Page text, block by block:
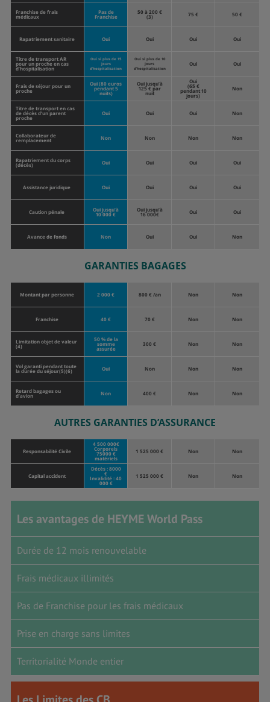
Franchise de frais
médicaux
Pas de
Franchise
50 à 200 €
(3) 75 € 50 €
Rapatriement sanitaire Oui Oui Oui Oui
Titre de transport AR
pour un proche en cas
d’hospitalisation
Oui si plus de 15
jours
d’hospitalisation
Oui si plus de 10
jours
d’hospitalisation
Oui Oui
Frais de séjour pour un
proche
Oui (80 euros
pendant 5
nuits)
Oui jusqu’à
125 € par
nuit
Oui
(65 €
pendant 10
jours)
Non
Titre de transport en cas
de décès d’un parent
proche
Oui Oui Oui Non
Collaborateur de
remplacement Non Non Non Non
Rapatriement du corps
(décès) Oui Oui Oui Oui
Assistance juridique Oui Oui Oui Oui
Caution pénale Oui jusqu’à
10 000 €
Oui jusqu’à
16 000€ Oui Oui
Avance de fonds Non Oui Oui Non
GARANTIES BAGAGES
Montant par personne 2 000 € 800 € /an Non Non
Franchise 40 € 70 € Non Non
Limitation objet de valeur
(4)
50 % de la
somme
assurée
300 € Non Non
Vol garanti pendant toute
la durée du séjour(5)(6) Oui Non Non Non
Retard bagages ou
d’avion Non 400 € Non Non
AUTRES GARANTIES D’ASSURANCE
Responsabilité Civile
4 500 000€
Corporels
75000 €
matériels
1 525 000 € Non Non
Capital accident
Décès : 8000
€
Invalidité : 40
000 €
1 525 000 € Non Non
Les avantages de HEYME World Pass
Durée de 12 mois renouvelable
Frais médicaux illimités
Pas de Franchise pour les frais médicaux
Prise en charge sans limites
Territorialité Monde entier